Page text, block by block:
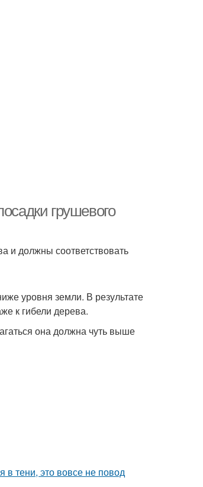
грушевого
и должны соответствовать
уровня земли. В результате
к гибели дерева.
она должна чуть выше
в тени, это вовсе не повод